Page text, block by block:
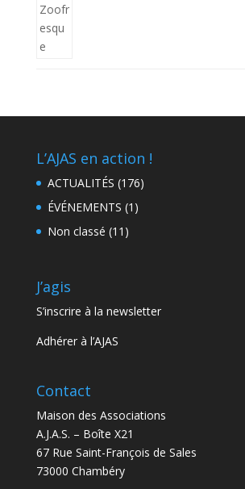
L’AJAS en action !
ACTUALITÉS (176)
ÉVÉNEMENTS (1)
Non classé (11)
J’agis
S’inscrire à la newsletter
Adhérer à l’AJAS
Contact
Maison des Associations
A.J.A.S. – Boîte X21
67 Rue Saint-François de Sales
73000 Chambéry